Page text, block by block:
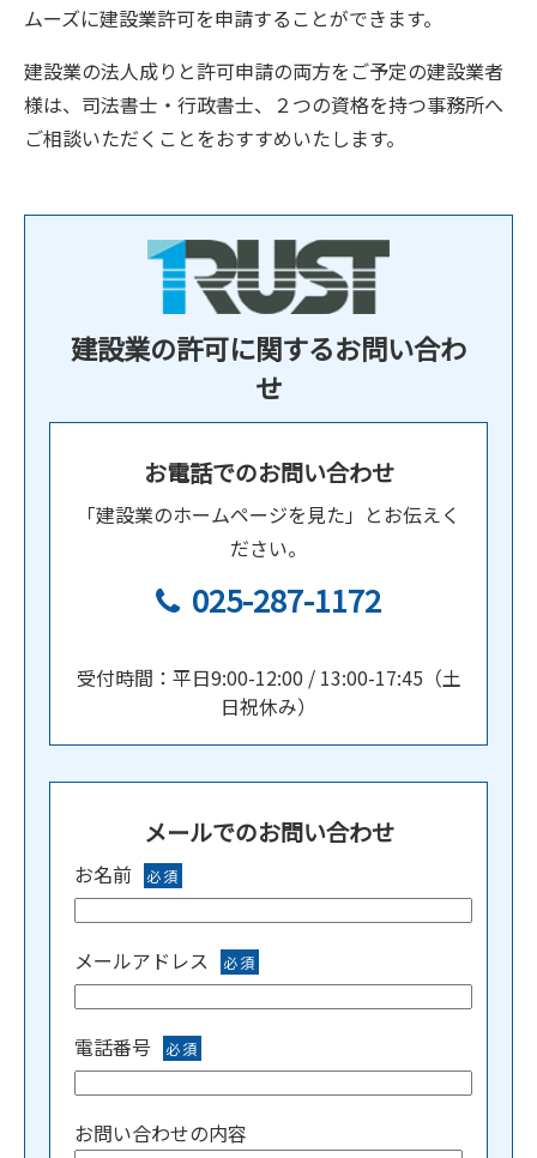
ムーズに建設業許可を申請することができます。
建設業の法人成りと許可申請の両方をご予定の建設業者
様は、司法書士・行政書士、２つの資格を持つ事務所へ
ご相談いただくことをおすすめいたします。
建設業の許可に関するお問い合わ
せ
お電話でのお問い合わせ
「建設業のホームページを見た」とお伝えく
ださい。
025-287-1172
受付時間：平日9:00-12:00 / 13:00-17:45（土
日祝休み）
メールでのお問い合わせ
お名前 必須
メールアドレス 必須
電話番号 必須
お問い合わせの内容